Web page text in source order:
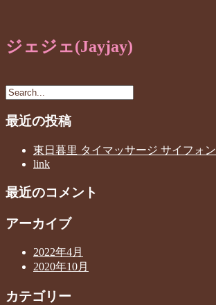
ジェジェ(Jayjay)
最近の投稿
東日暮里 タイマッサージ サイフォン
link
最近のコメント
アーカイブ
2022年4月
2020年10月
カテゴリー